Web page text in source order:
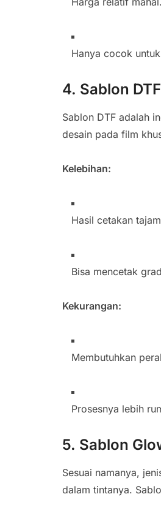
Hanya cocok
4. Sablon
Sablon DTF adalah
desain pada film
Kelebihan:
Hasil cetakan
Bisa mencetak
Kekurangan:
Membutuhkan
Prosesnya lebih
5. Sablon
Sesuai namanya,
dalam tintanya.